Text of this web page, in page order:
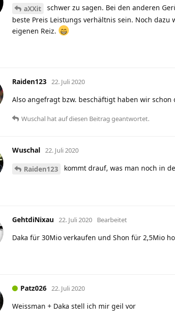
aXXit
schwer zu sagen. Bei den anderen
beste Preis Leistungs verhältnis sein. Noch
eigenen Reiz.
Raiden123 22. Juli 2020
Also angefragt bzw. beschäftigt haben wir
Wuschal hatauf diesen Beitrag geantwortet.
Wuschal 22. Juli 2020
Raiden123 kommt drauf, was man noch in
GehtdiNixau 22. Juli 2020 Bearbeitet
Daka für 30Mio verkaufen und Shon für 2,5Mio
Patz026 22. Juli 2020
Weissman + Daka stell ich mir geil vor